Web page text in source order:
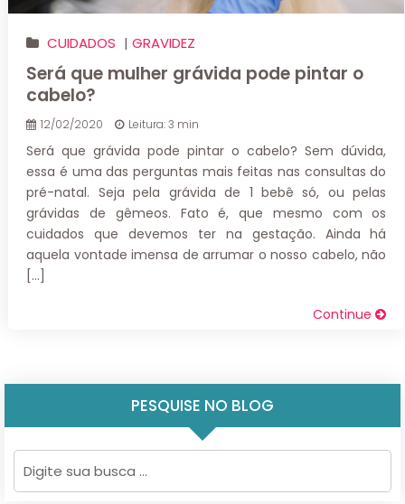
CUIDADOS |GRAVIDEZ
Será que mulher grávida pode pintar o
cabelo?
12/02/2020 Leitura: 3 min
Será que grávida pode pintar o cabelo? Sem dúvida,
essa é uma das perguntas mais feitas nas consultas do
pré-natal. Seja pela grávida de 1 bebê só, ou pelas
grávidas de gêmeos. Fato é, que mesmo com os
cuidados que devemos ter na gestação. Ainda há
aquela vontade imensa de arrumar o nosso cabelo, não
[…]
Continue
PESQUISE NO BLOG